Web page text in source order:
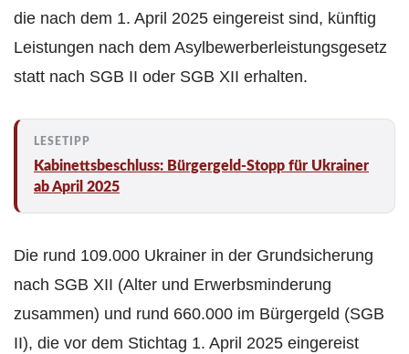
die nach dem 1. April 2025 eingereist sind, künftig
Leistungen nach dem Asylbewerberleistungsgesetz
statt nach SGB II oder SGB XII erhalten.
Kabinettsbeschluss: Bürgergeld-Stopp für Ukrainer
ab April 2025
Die rund 109.000 Ukrainer in der Grundsicherung
nach SGB XII (Alter und Erwerbsminderung
zusammen) und rund 660.000 im Bürgergeld (SGB
II), die vor dem Stichtag 1. April 2025 eingereist